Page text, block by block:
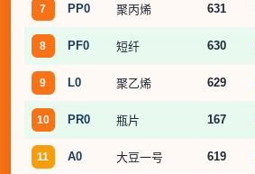
7 PP0 聚丙烯 631
8 PF0 短纤 630
9 L0 聚乙烯 629
10 PR0 瓶片 167
11 A0 大豆一号 619